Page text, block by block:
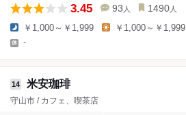
3.45 93 人 1490 人
￥1,000～￥1,999 ￥1,000～￥1,999
-
14 米安珈琲
守山市 / カフェ、喫茶店